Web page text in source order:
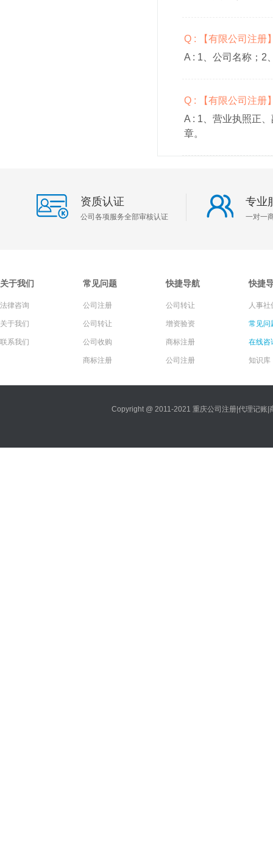
Q : 【有限公司注册
A : 1、公司名称；2
Q : 【有限公司注册
A : 1、营业执照正
章。
资质认证
公司各项服务全部审核认证
专业
一对一
关于我们
法律咨询
关于我们
联系我们
常见问题
公司注册
公司转让
公司收购
商标注册
快捷导航
公司转让
增资验资
商标注册
公司注册
快捷
人事社
常见问
在线咨
知识库
Copyright @ 2011-2021 重庆公司注册|代理记